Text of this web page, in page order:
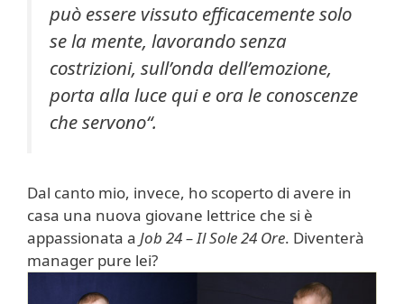
può essere vissuto efficacemente solo
se la mente, lavorando senza
costrizioni, sull’onda dell’emozione,
porta alla luce qui e ora le conoscenze
che servono“.
Dal canto mio, invece, ho scoperto di avere in
casa una nuova giovane lettrice che si è
appassionata a Job 24 – Il Sole 24 Ore. Diventerà
manager pure lei?